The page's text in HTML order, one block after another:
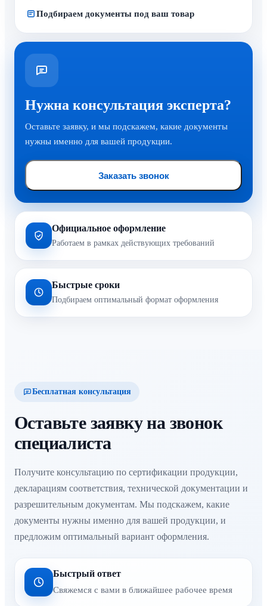
Подбираем документы под ваш товар
Нужна консультация эксперта?
Оставьте заявку, и мы подскажем, какие документы
нужны именно для вашей продукции.
Заказать звонок
Официальное оформление
Работаем в рамках действующих требований
Быстрые сроки
Подбираем оптимальный формат оформления
Бесплатная консультация
Оставьте заявку на звонок
специалиста
Получите консультацию по сертификации продукции,
декларациям соответствия, технической документации и
разрешительным документам. Мы подскажем, какие
документы нужны именно для вашей продукции, и
предложим оптимальный вариант оформления.
Быстрый ответ
Свяжемся с вами в ближайшее рабочее время